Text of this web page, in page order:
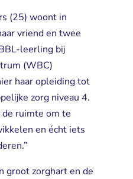
(25) woont in
vriend en twee
leerling bij
(WBC)
haar opleiding tot
zorg niveau 4.
de ruimte om te
en écht iets
groot zorghart en de